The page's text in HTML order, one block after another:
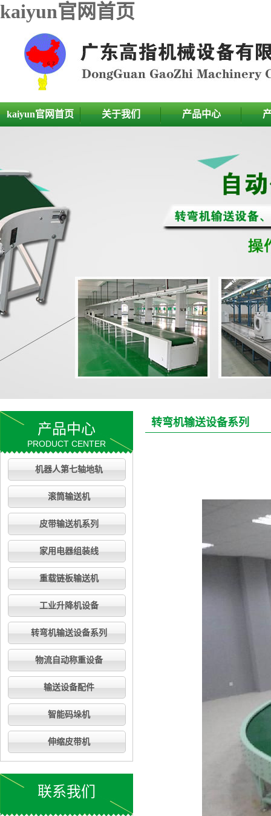
kaiyun官网首页
kaiyun官网首页 关于我们 产品中心
产品中心
PRODUCT CENTER
机器人第七轴地轨
滚筒输送机
皮带输送机系列
家用电器组装线
重载链板输送机
工业升降机设备
转弯机输送设备系列
物流自动称重设备
输送设备配件
智能码垛机
伸缩皮带机
联系我们
转弯机输送设备系列